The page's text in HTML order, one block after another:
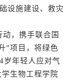
设施建设、救灾
，携手联合国
”项目，将绿色
岁年轻人应对气
生物工程学院